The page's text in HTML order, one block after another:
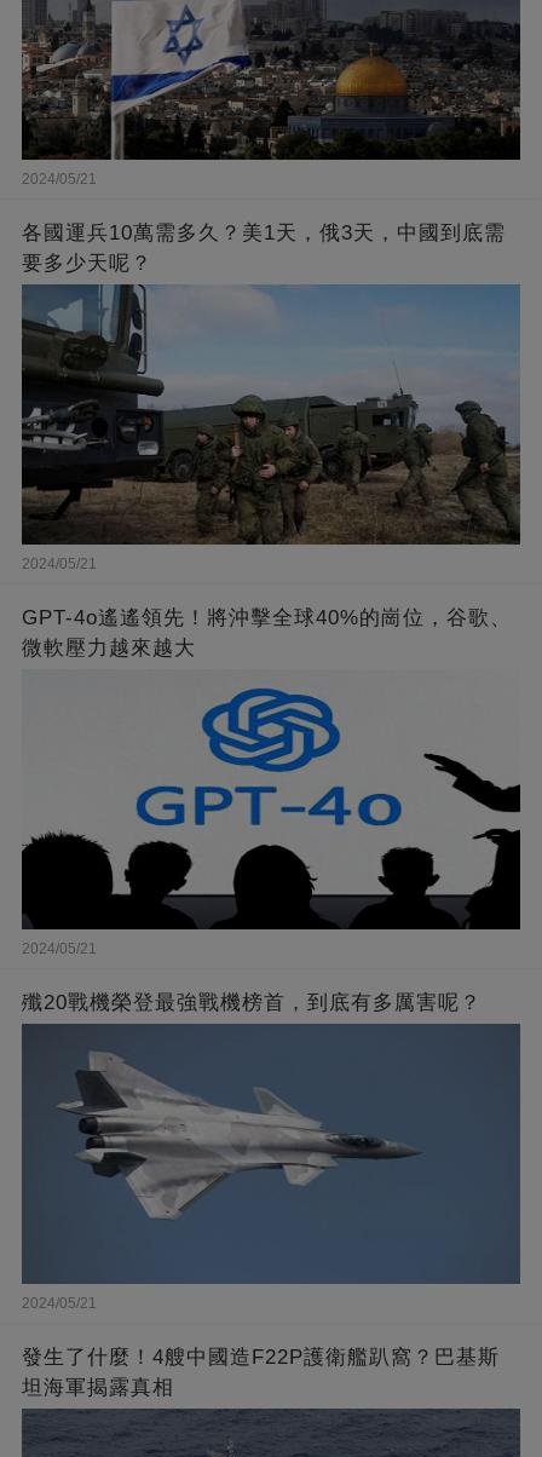
2024/05/21
各國運兵10萬需多久？美1天，俄3天，中國到底需
要多少天呢？
2024/05/21
GPT-4o遙遙領先！將沖擊全球40%的崗位，谷歌、
微軟壓力越來越大
2024/05/21
殲20戰機榮登最強戰機榜首，到底有多厲害呢？
2024/05/21
發生了什麼！4艘中國造F22P護衛艦趴窩？巴基斯
坦海軍揭露真相